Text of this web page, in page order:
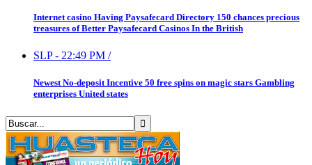
Internet casino Having Paysafecard Directory 150 chances precious
treasures of Better Paysafecard Casinos In the British
SLP- 22:49 PM /
Newest No-deposit Incentive 50 free spins on magic stars Gambling
enterprises United states